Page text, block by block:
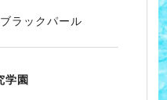
ラックパール
学園